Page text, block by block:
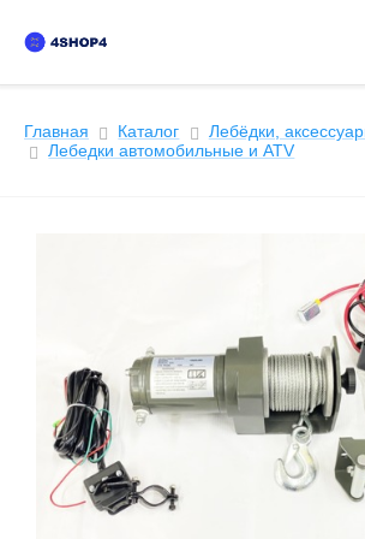
Главная Каталог
Лебёдки,
Лeбедки автомобильные и ATV